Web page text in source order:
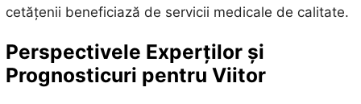
cetățenii beneficiază de servicii medicale de calitate.
Perspectivele Experților și
Prognosticuri pentru Viitor